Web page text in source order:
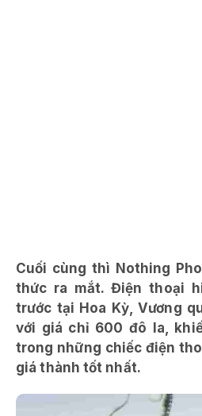
Cuối cùng thì Nothing
thức ra mắt. Điện thoại
trước tại Hoa Kỳ, Vương
với giá chỉ 600 đô la,
trong những chiếc điện
giá thành tốt nhất.